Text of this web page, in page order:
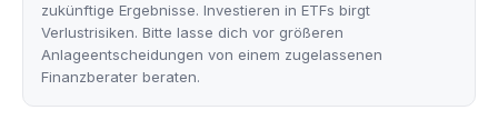
zukünftige Ergebnisse. Investieren in ETFs birgt
Verlustrisiken. Bitte lasse dich vor größeren
Anlageentscheidungen von einem zugelassenen
Finanzberater beraten.